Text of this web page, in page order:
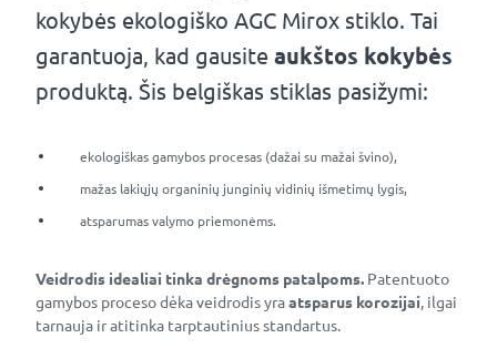
kokybės ekologiško AGC Mirox stiklo. Tai
garantuoja, kad gausite aukštos kokybės
produktą. Šis belgiškas stiklas pasižymi:
ekologiškas gamybos procesas (dažai su mažai švino),
mažas lakiųjų organinių junginių vidinių išmetimų lygis,
atsparumas valymo priemonėms.
Veidrodis idealiai tinka drėgnoms patalpoms. Patentuoto
gamybos proceso dėka veidrodis yraatsparus korozijai, ilgai
tarnauja ir atitinka tarptautinius standartus.